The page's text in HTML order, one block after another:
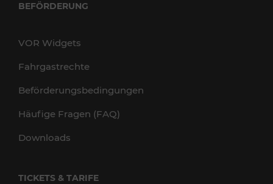
BEFÖRDERUNG
VOR Widgets
Fahrgastrechte
Beförderungsbedingungen
Häufige Fragen (FAQ)
Downloads
TICKETS & TARIFE